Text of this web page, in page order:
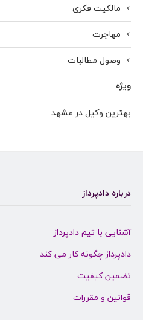
مالکیت فکری
مهاجرت
وصول مطالبات
ویژه
بهترین وکیل در مشهد
درباره دادپرداز
آشنایی با تیم دادپرداز
دادپرداز چگونه کار می کند
تضمین کیفیت
قوانین و مقررات